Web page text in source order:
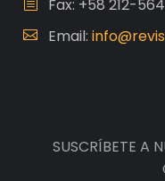
Fax: +58 212-
Email:
SUSCRÍBETE A